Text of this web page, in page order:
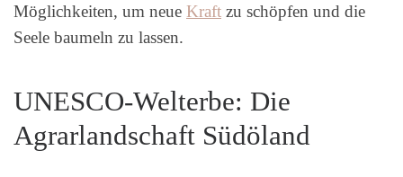
Möglichkeiten, um neue Kraft zu schöpfen und die
Seele baumeln zu lassen.
UNESCO-Welterbe: Die
Agrarlandschaft Südöland